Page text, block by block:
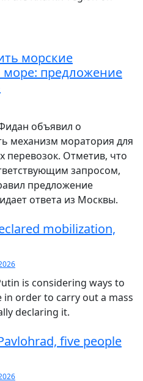
морские
предложение
объявил о
механизм моратория для
перевозок. Отметив, что
запросом,
предложение
ответа из Москвы.
mobilization,
is considering ways to
in order to carry out a mass
declaring it.
five people